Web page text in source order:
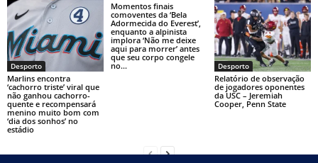
Desporto
Marlins encontra
‘cachorro triste’ viral que
não ganhou cachorro-
quente e recompensará
menino muito bom com
‘dia dos sonhos’ no
estádio
Momentos finais
comoventes da ‘Bela
Adormecida do Everest’,
enquanto a alpinista
implora ‘Não me deixe
aqui para morrer’ antes
que seu corpo congele
no...
Desporto
Relatório de observação
de jogadores oponentes
da USC – Jeremiah
Cooper, Penn State